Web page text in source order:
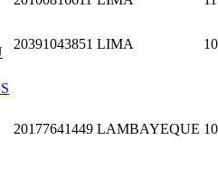
20391043851 LIMA
20177641449 LAMBAYEQUE